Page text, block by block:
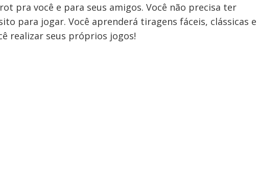
pra você e para seus amigos. Você não precisa ter
para jogar. Você aprenderá tiragens fáceis, clássicas e
realizar seus próprios jogos!